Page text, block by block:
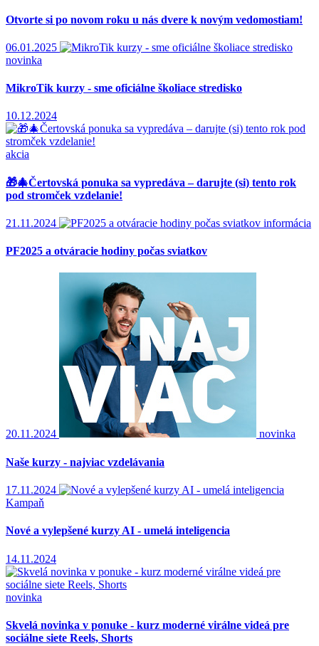
Otvorte si po novom roku u nás dvere k novým vedomostiam!
06.01.2025
novinka
MikroTik kurzy - sme oficiálne školiace stredisko
10.12.2024
akcia
Čertovská ponuka sa vypredáva – darujte (si) tento rok
pod stromček vzdelanie!
21.11.2024 informácia
PF2025 a otváracie hodiny počas sviatkov
20.11.2024 novinka
Naše kurzy - najviac vzdelávania
17.11.2024
Kampaň
Nové a vylepšené kurzy AI - umelá inteligencia
14.11.2024
novinka
Skvelá novinka v ponuke - kurz moderné virálne videá pre
sociálne siete Reels, Shorts